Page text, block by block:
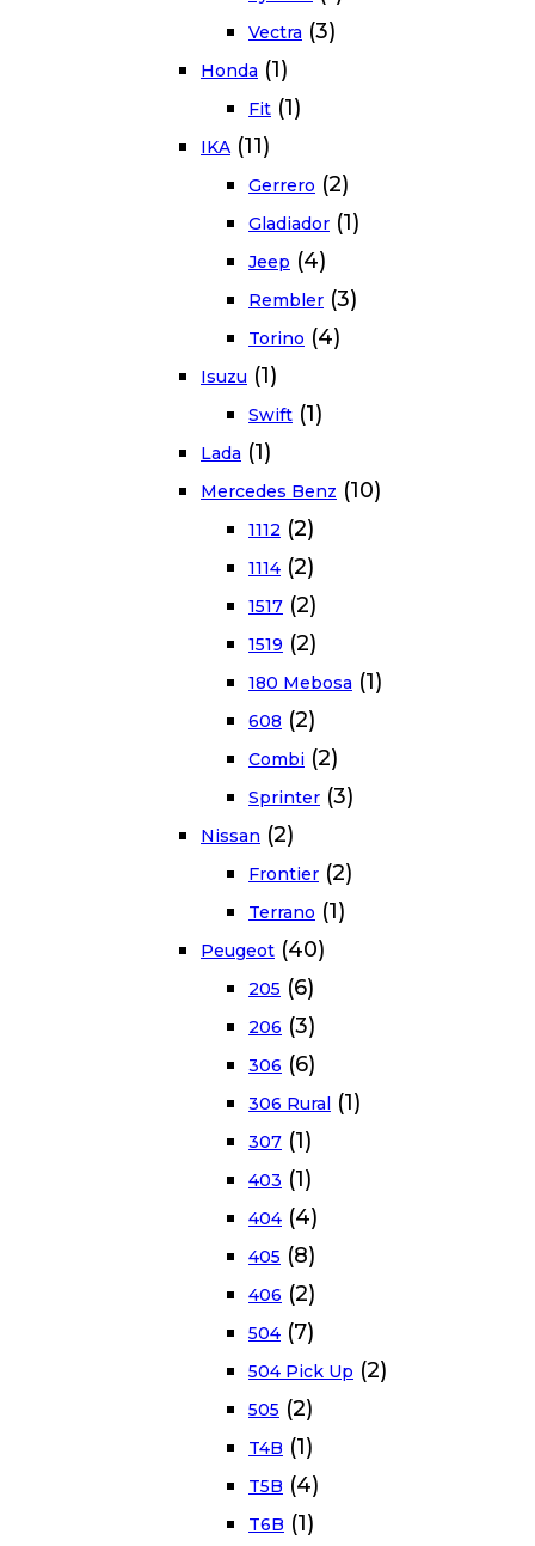
Vectra (3)
Honda (1)
Fit (1)
IKA (11)
Gerrero (2)
Gladiador (1)
Jeep (4)
Rembler (3)
Torino (4)
Isuzu (1)
Swift (1)
Lada (1)
Mercedes Benz (10)
1112 (2)
1114 (2)
1517 (2)
1519 (2)
180 Mebosa (1)
608 (2)
Combi (2)
Sprinter (3)
Nissan (2)
Frontier (2)
Terrano (1)
Peugeot (40)
205 (6)
206 (3)
306 (6)
306 Rural (1)
307 (1)
403 (1)
404 (4)
405 (8)
406 (2)
504 (7)
504 Pick Up (2)
505 (2)
T4B (1)
T5B (4)
T6B (1)